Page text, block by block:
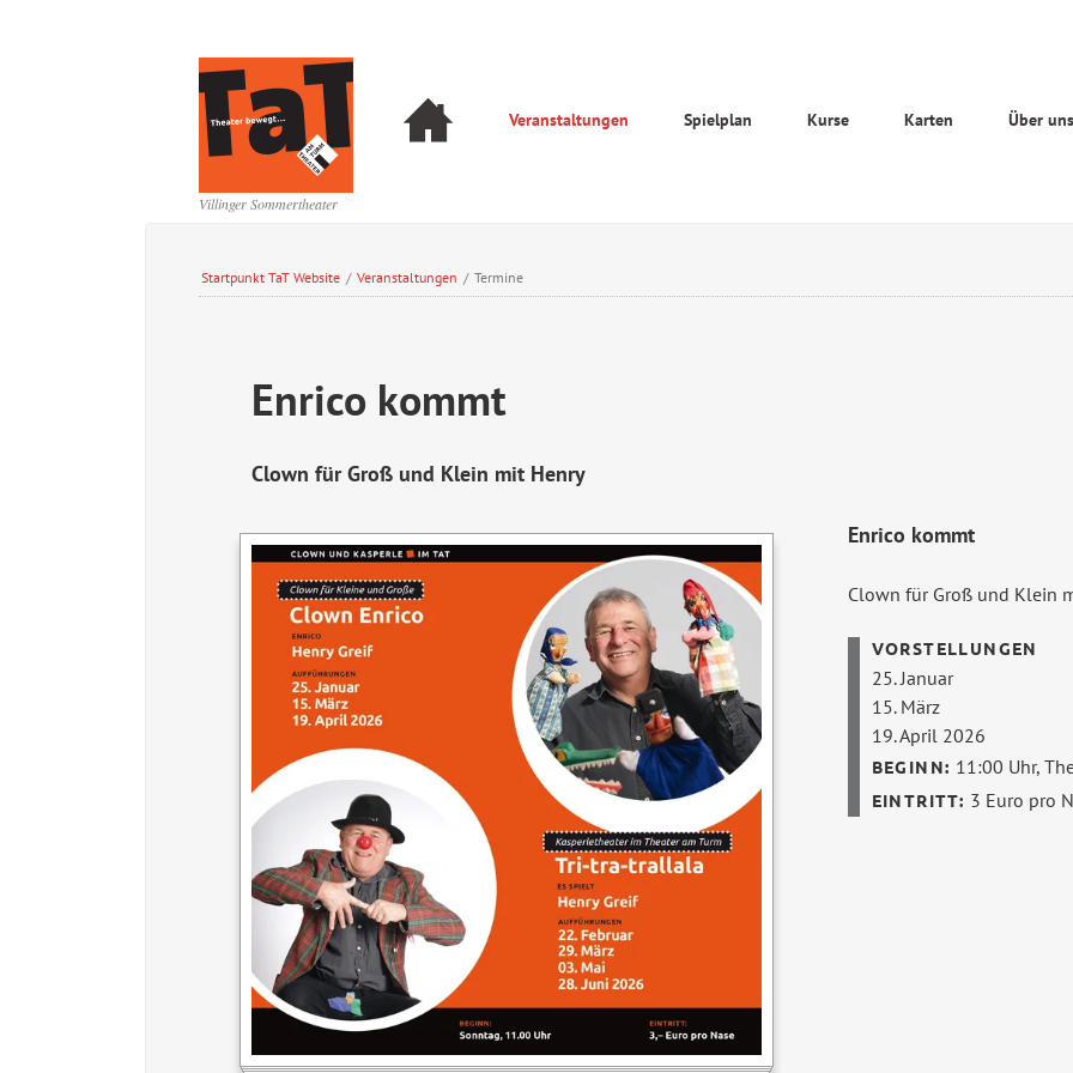
Villinger Sommertheater
Navigation
überspringen
Veranstaltungen Spielplan Kurse Karten Über uns
Startpunkt TaT Website / Veranstaltungen / Termine
Enrico kommt
Clown für Groß und Klein mit Henry
Enrico kommt
Clown für Groß und Klein
25. Januar
15. März
19. April 2026
11:00 Uhr,
3 Euro pro